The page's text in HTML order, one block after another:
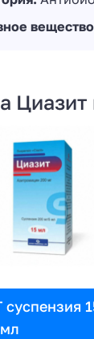
Циазит